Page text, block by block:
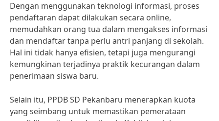
Dengan menggunakan teknologi informasi, proses
pendaftaran dapat dilakukan secara online,
memudahkan orang tua dalam mengakses informasi
dan mendaftar tanpa perlu antri panjang di sekolah.
Hal ini tidak hanya efisien, tetapi juga mengurangi
kemungkinan terjadinya praktik kecurangan dalam
penerimaan siswa baru.
Selain itu, PPDB SD Pekanbaru menerapkan kuota
yang seimbang untuk memastikan pemerataan